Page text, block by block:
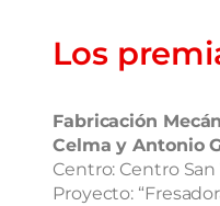
Los
Fabricación
Celma y Antonio
Centro: Centro San
Proyecto: